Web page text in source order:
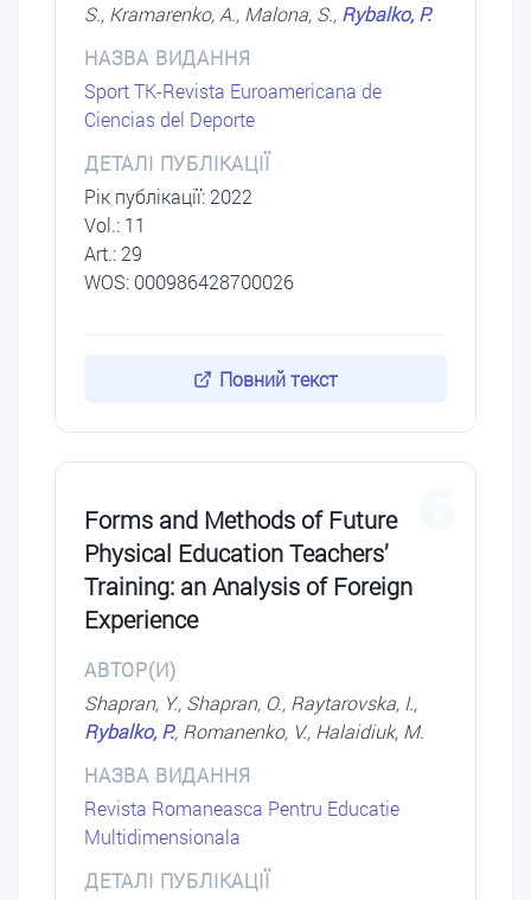
S., Kramarenko, A., Malona, S., Rybalko, P.
НАЗВА ВИДАННЯ
Sport TK-Revista Euroamericana de
Ciencias del Deporte
ДЕТАЛІ ПУБЛІКАЦІЇ
Рік публікації: 2022
Vol.: 11
Art.: 29
WOS: 000986428700026
Повний текст
Forms and Methods of Future
Physical Education Teachers’
Training: an Analysis of Foreign
Experience
АВТОР(И)
Shapran, Y., Shapran, O., Raytarovska, I.,
Rybalko, P., Romanenko, V., Halaidiuk, M.
НАЗВА ВИДАННЯ
Revista Romaneasca Pentru Educatie
Multidimensionala
ДЕТАЛІ ПУБЛІКАЦІЇ